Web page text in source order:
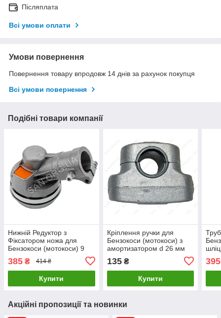
Післяплата
Всі умови оплати
Умови повернення
Повернення товару впродовж 14 днів за рахунок покупця
Всі умови повернення
Подібні товари компанії
Нижній Редуктор з
Фіксатором ножа для
Бензокоси (мотокоси) 9
385 ₴ 414 ₴
Купити
Кріплення ручки для
Бензокоси (мотокоси) з
амортизатором d 26 мм
135₴
Купити
395
Акційні пропозиції та новинки